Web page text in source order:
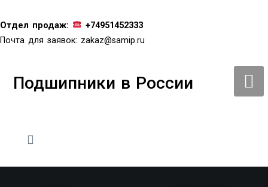
к
содержимому
Отдел продаж:
+74951452333
Почта для заявок: zakaz@samip.ru
Подшипники в России